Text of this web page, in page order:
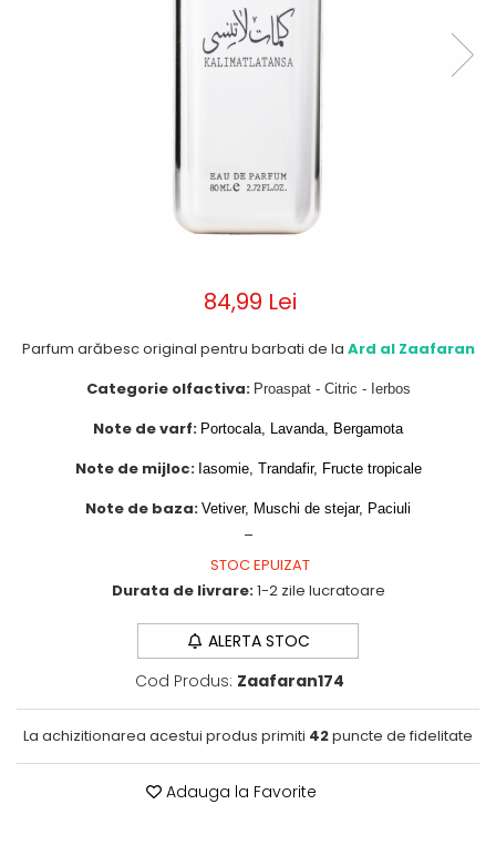
Parfumuri de SEARA
Montage Brands
84,99 Lei
Parfum arăbesc original pentru barbati de la Ard al Zaafaran
Categorie olfactiva: Proaspat - Citric - Ierbos
Note de varf: Portocala, Lavanda, Bergamota
Note de mijloc: Iasomie, Trandafir, Fructe tropicale
Note de baza: Vetiver, Muschi de stejar, Paciuli
STOC EPUIZAT
Durata de livrare:1-2 zile lucratoare
ALERTA STOC
Cod Produs: Zaafaran174
La achizitionarea acestui produs primiti 42puncte de fidelitate
Adauga la Favorite